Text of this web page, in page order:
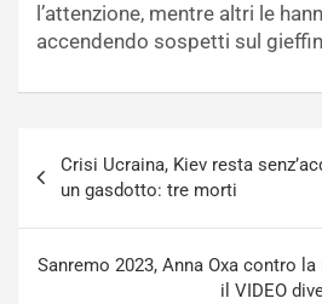
l’attenzione, mentre altri le
accendendo sospetti sul
articoli
Crisi Ucraina, Kiev resta
un gasdotto: tre morti
Sanremo 2023, Anna Oxa contro
il VIDEO